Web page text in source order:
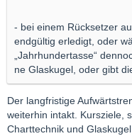
- bei einem Rücksetzer
endgültig erledigt, oder
„Jahrhundertasse“
ne Glaskugel, oder gibt
Der langfristige
weiterhin intakt. Kursziele,
Charttechnik und